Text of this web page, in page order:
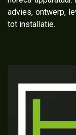
advies, ontwerp,
tot installatie.